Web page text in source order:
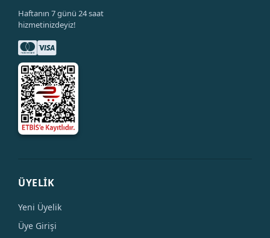
Haftanın 7 günü 24 saat
hizmetinizdeyiz!
ÜYELİK
Yeni Üyelik
Üye Girişi